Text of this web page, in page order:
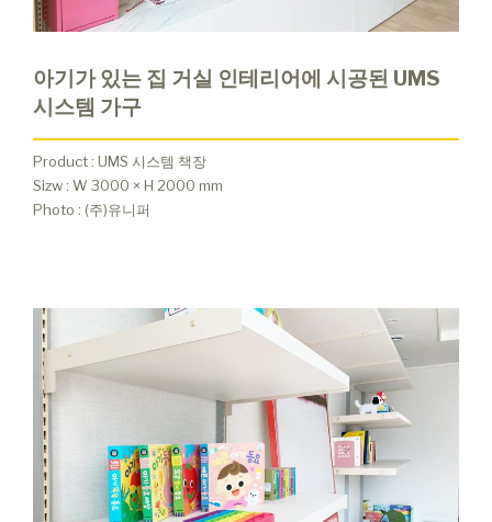
아기가 있는 집 거실 인테리어에 시공된 UMS
시스템 가구
Product : UMS 시스템 책장
Sizw : W 3000 × H 2000 mm
Photo : (주)유니퍼